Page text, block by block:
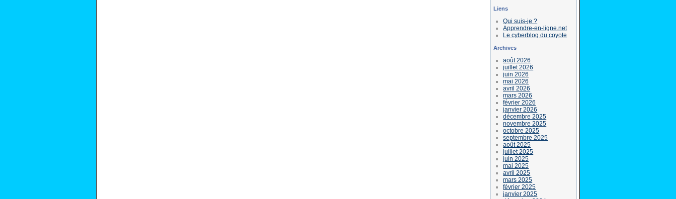
Liens
Qui suis-je ?
Apprendre-en-ligne.net
Le cyberblog du coyote
Archives
août 2026
juillet 2026
juin 2026
mai 2026
avril 2026
mars 2026
février 2026
janvier 2026
décembre 2025
novembre 2025
octobre 2025
septembre 2025
août 2025
juillet 2025
juin 2025
mai 2025
avril 2025
mars 2025
février 2025
janvier 2025